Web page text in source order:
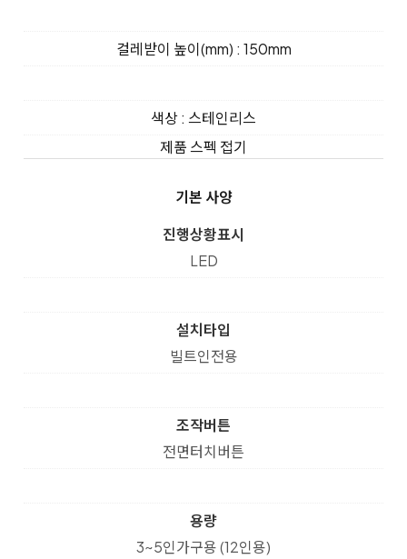
걸레받이 높이(mm) : 150mm
색상 : 스테인리스
제품 스펙 접기
기본 사양
진행상황표시
LED
설치타입
빌트인전용
조작버튼
전면터치버튼
용량
3~5인가구용 (12인용)